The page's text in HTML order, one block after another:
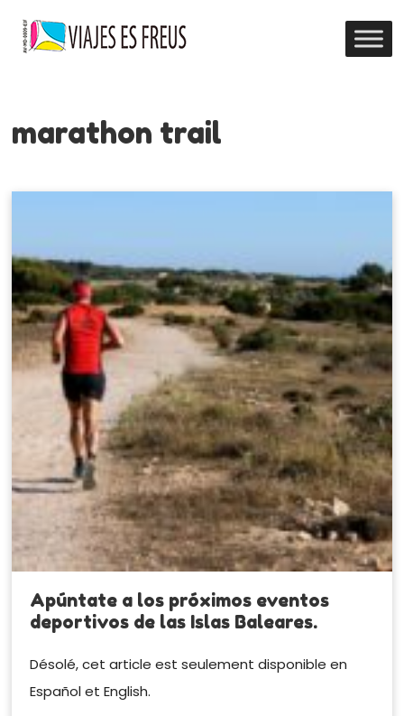
marathon trail
Apúntate a los próximos eventos
deportivos de las Islas Baleares.
Désolé, cet article est seulement disponible en
Español et English.